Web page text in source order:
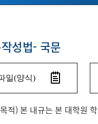
성법- 국문
일(양식)
적) 본 내규는 본 대학원